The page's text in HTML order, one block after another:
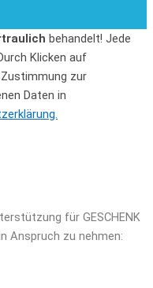
behandelt! Jede
Klicken auf
Zustimmung zur
Daten in
für GESCHENK
Anspruch zu nehmen: